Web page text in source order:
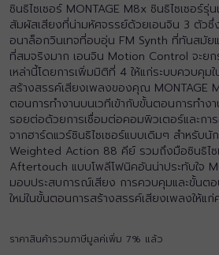
ซินธิไซเซอร์ MONTAGE M8x ซินธิไซเซอร์รุ่
สัมผัสเสียงที่น่ามหัศจรรย์ด้วยเอนจิน 3 ตัวซึ่
อนาล็อกวินเทจที่อบอุ่น FM Synth ที่ทันสมัย
ที่สมจริงมาก เอนจิน Motion Control จะยก
เหล่านี้โดยการเพิ่มมิติที่ 4 ให้แก่ระบบควบคุม
สร้างสรรค์เสียงเพลงของคุณ MONTAGE
ตอนการทำงานบนเวทีเข้ากับขั้นตอนการทำง
รอยต่อด้วยการเชื่อมต่อคอมพิวเตอร์และกา
จากฮาร์ดแวร์ซินธิไซเซอร์แบบเดิมๆ สำหรับนั
Weighted Action 88 คีย์ รวมถึงมือซินธิไซ
Aftertouch แบบโพลีโฟนิคอันน่าประทับใจ
มอบประสบการณ์เสียง การควบคุมและขั้นต
ใหม่ในขั้นตอนการสร้างสรรค์เสียงเพลงให้แ
ราคาสินค้ารวมภาษีมูลค่เพิ่ม 7% แล้ว